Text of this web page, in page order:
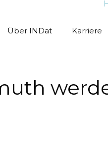
Über INDat Karriere